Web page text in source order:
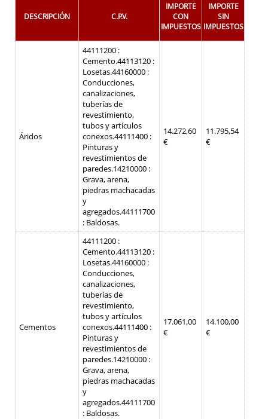
DESCRIPCIÓN C.P.V.
IMPORTE
CON
IMPUESTOS
IMPORTE
SIN
IMPUESTOS
Áridos
44111200 :
Cemento.44113120 :
Losetas.44160000 :
Conducciones,
canalizaciones,
tuberías de
revestimiento,
tubos y artículos
conexos.44111400 :
Pinturas y
revestimientos de
paredes.14210000 :
Grava, arena,
piedras machacadas
y
agregados.44111700
: Baldosas.
14.272,60
€
11.795,54
€
Cementos
44111200 :
Cemento.44113120 :
Losetas.44160000 :
Conducciones,
canalizaciones,
tuberías de
revestimiento,
tubos y artículos
conexos.44111400 :
Pinturas y
revestimientos de
paredes.14210000 :
Grava, arena,
piedras machacadas
y
agregados.44111700
: Baldosas.
17.061,00
€
14.100,00
€